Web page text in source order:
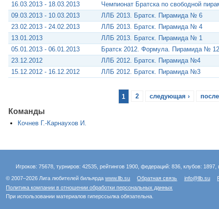
16.03.2013 - 18.03.2013
Чемпионат Братска по свободной
09.03.2013 - 10.03.2013
ЛЛБ 2013. Братск. Пирамида № 6
23.02.2013 - 24.02.2013
ЛЛБ 2013. Братск. Пирамида № 4
13.01.2013
ЛЛБ 2013. Братск. Пирамида № 1
05.01.2013 - 06.01.2013
Братск 2012. Формула. Пирамида №
23.12.2012
ЛЛБ 2012. Братск. Пирамида №4
15.12.2012 - 16.12.2012
ЛЛБ 2012. Братск. Пирамида №3
1 2 следующая ›
Команды
Кочнев Г.-Карнаухов И.
Игроков: 75678, турниров: 42535, рейтингов 1900, федераций: 836, клубов:
© 2007–2026 Лига любителей бильярдаwww.llb.su Обратная связь info@llb.su
Политика компании в отношении обработки персональных данных
При использовании материалов гиперссылка обязательна.